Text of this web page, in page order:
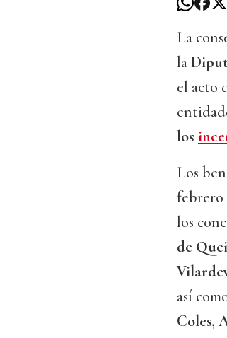
La
la
el acto
los
Los
febrero
los
de
así
Coles,